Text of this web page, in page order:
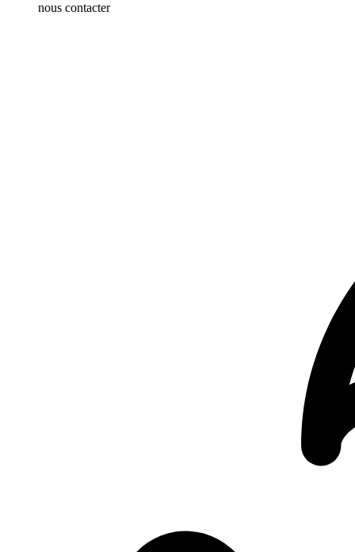
nous contacter